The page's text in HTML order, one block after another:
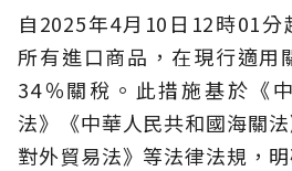
自2025年4月10日12時01分
所有進口商品，在現行適用
34％關稅。此措施基於《
法》《中華人民共和國海關
對外貿易法》等法律法規，